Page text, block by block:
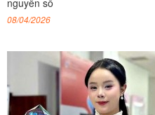
nguyên số
08/04/2026